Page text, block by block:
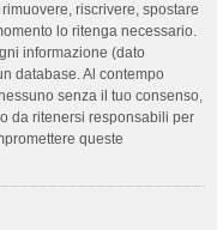
riscrivere, spostare
lo ritenga necessario.
informazione (dato
database. Al contempo
senza il tuo consenso,
da ritenersi responsabili per
queste